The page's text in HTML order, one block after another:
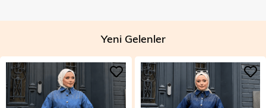
Yeni Gelenler